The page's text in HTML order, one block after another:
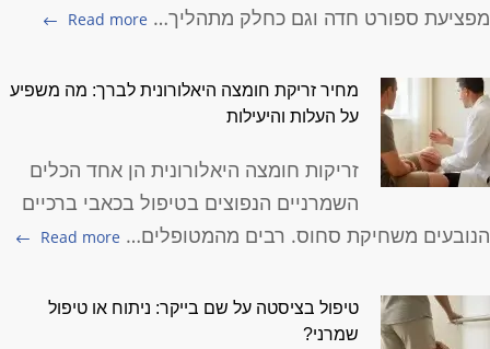
מפציעת ספורט חדה וגם כחלק מתהליך… Read more
מחיר זריקת חומצה היאלורונית לברך: מה משפיע
על העלות והיעילות
זריקות חומצה היאלורונית הן אחד הכלים
השמרניים הנפוצים בטיפול בכאבי ברכיים
הנובעים משחיקת סחוס. רבים מהמטופלים… Read more
טיפול בציסטה על שם בייקר: ניתוח או טיפול
שמרני?